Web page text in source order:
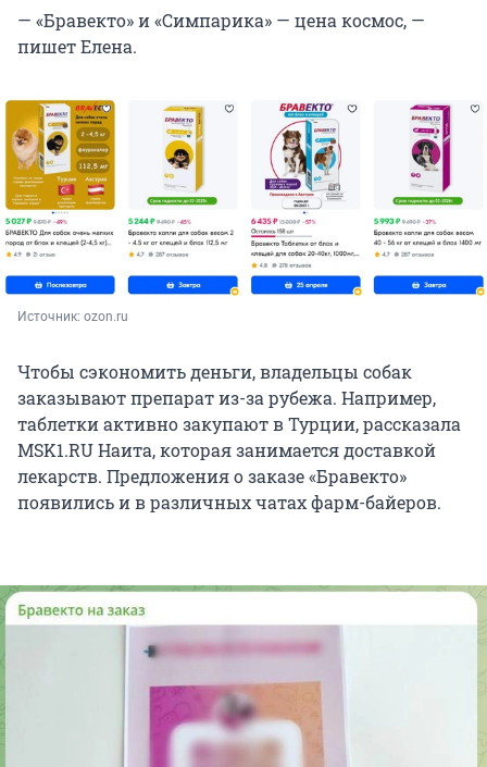
— «Бравекто» и «Симпарика» — цена космос, —
пишет Елена.
Источник: ozon.ru
Чтобы сэкономить деньги, владельцы собак
заказывают препарат из-за рубежа. Например,
таблетки активно закупают в Турции, рассказала
MSK1.RU Наита, которая занимается доставкой
лекарств. Предложения о заказе «Бравекто»
появились и в различных чатах фарм-байеров.